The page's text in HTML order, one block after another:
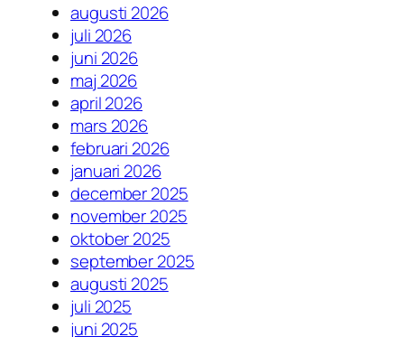
augusti 2026
juli 2026
juni 2026
maj 2026
april 2026
mars 2026
februari 2026
januari 2026
december 2025
november 2025
oktober 2025
september 2025
augusti 2025
juli 2025
juni 2025